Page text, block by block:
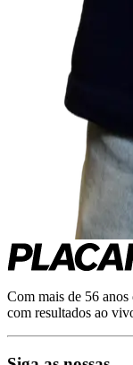
Com mais de 56
com resultados ao